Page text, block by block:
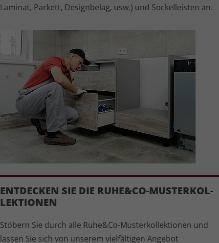
Laminat, Parkett, Designbelag, usw.) und Sockelleisten an.
ENTDECKEN SIE DIE RUHE&CO-MUSTER­KOL­
LEK­TIONEN
Stöbern Sie durch alle Ruhe&Co-Muster­kol­lek­tionen und
lassen Sie sich von unserem vielfältigen Angebot